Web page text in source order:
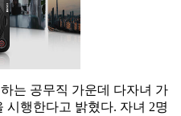
는 공무직 가운데 다자녀 가
시행한다고 밝혔다. 자녀 2명